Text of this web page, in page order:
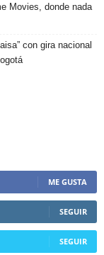
Movies, donde nada
con gira nacional
ME GUSTA
SEGUIR
SEGUIR